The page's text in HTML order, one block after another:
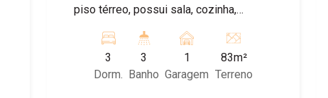
piso térreo, possui sala, cozinha,
superior, conta com 3 dormitórios,
sendo uma suíte, e um terraço. Agende
já sua visita!
3
Dorm.
3
Banho
1
Garagem
83m²
Terreno